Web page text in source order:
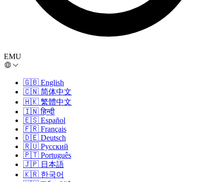
EMU
🇬🇧 English
🇨🇳 简体中文
🇭🇰 繁體中文
🇮🇳 हिन्दी
🇪🇸 Español
🇫🇷 Français
🇩🇪 Deutsch
🇷🇺 Русский
🇵🇹 Português
🇯🇵 日本語
🇰🇷 한국어